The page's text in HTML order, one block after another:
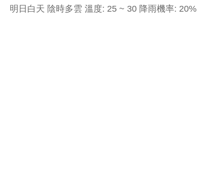
明日白天 陰時多雲 溫度: 25 ~ 30 降雨機率: 20%